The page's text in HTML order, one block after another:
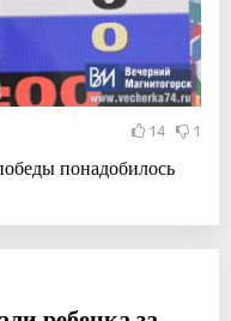
14 1
понадобилось